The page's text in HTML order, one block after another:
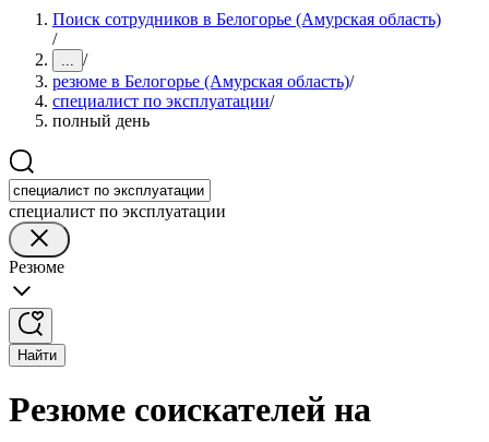
Поиск сотрудников в Белогорье (Амурская область)
/
... /
резюме в Белогорье (Амурская область)/
специалист по эксплуатации/
полный день
специалист по эксплуатации
Резюме
Найти
Резюме соискателей на